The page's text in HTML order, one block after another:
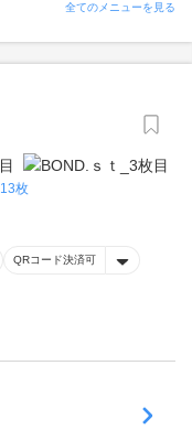
全てのメニューを見る
13枚
QRコード決済可